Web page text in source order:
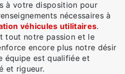
à votre disposition pour
nécessaires à
véhicules utilitaires.
tout notre passion et le
encore plus notre désir
équipe est qualifiée et
et rigueur.